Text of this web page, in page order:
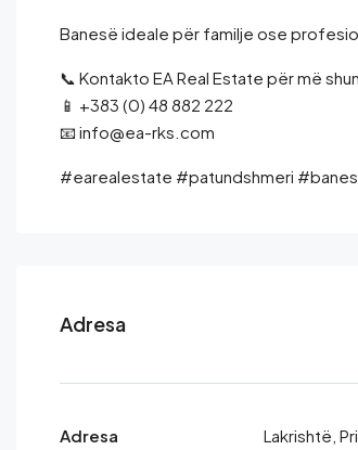
Banesë ideale për familje ose
📞 Kontakto EA Real Estate për më
📱 +383 (0) 48 882 222
📧 info@ea-rks.com
#earealestate #patundshmeri
Adresa
Adresa
Lakrishtë,